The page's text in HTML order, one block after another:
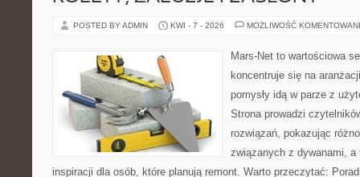
POSTED BY ADMIN KWI - 7 - 2026 MOŻLIWOŚĆ
Mars-Net to wartościowa
koncentruje się na
pomysły idą w parze z
Strona prowadzi
rozwiązań, pokazując
związanych z dywanami, a
inspiracji dla osób, które planują remont. Warto przeczytać: